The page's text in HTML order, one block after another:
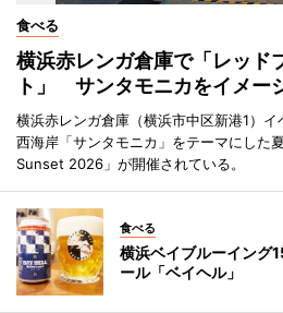
食べる
横浜赤レンガ倉庫で「レッド
ト」 サンタモニカをイメー
横浜赤レンガ倉庫（横浜市中区新港1）
西海岸「サンタモニカ」をテーマにした
Sunset 2026」が開催されている。
食べる
横浜ベイブルーイン
ール「ベイヘル」